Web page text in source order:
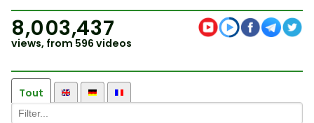
8,003,437
views, from 596 videos
Tout